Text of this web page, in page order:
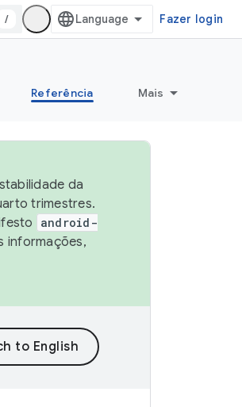
/ Fazer login
Referência Mais
da
trimestres.
android-
informações,